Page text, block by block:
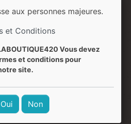
et extérieur)
aux personnes majeures.
et Conditions
Vous devez
et conditions pour
site.
Oui Non